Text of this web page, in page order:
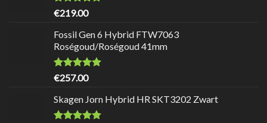
Waardering
€219.00
Fossil Gen 6 Hybrid FTW7063
Roségoud/Roségoud 41mm
Waardering
€257.00
Skagen Jorn Hybrid HR SKT3202 Zwart